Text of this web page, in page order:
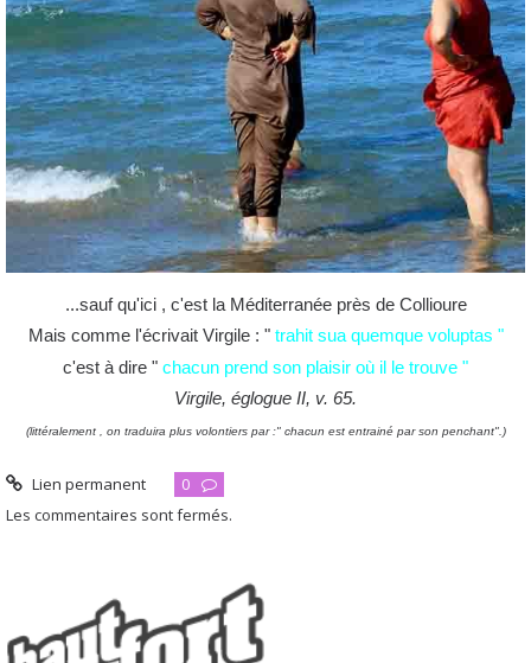
...sauf qu'ici , c'est la Méditerranée près de Collioure
Mais comme l'écrivait Virgile : " trahit sua quemque voluptas "
c'est à dire " chacun prend son plaisir où il le trouve "
Virgile, églogue II, v. 65.
(littéralement , on traduira plus volontiers par :" chacun est entrainé par son penchant".)
Lien permanent
0
Les commentaires sont fermés.